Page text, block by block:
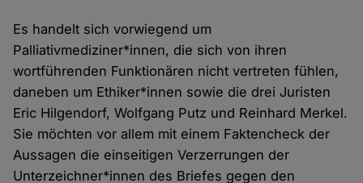
Es handelt sich vorwiegend um
Palliativmediziner*innen, die sich von ihren
wortführenden Funktionären nicht vertreten fühlen,
daneben um Ethiker*innen sowie die drei Juristen
Eric Hilgendorf, Wolfgang Putz und Reinhard Merkel.
Sie möchten vor allem mit einem Faktencheck der
Aussagen die einseitigen Verzerrungen der
Unterzeichner*innen des Briefes gegen den